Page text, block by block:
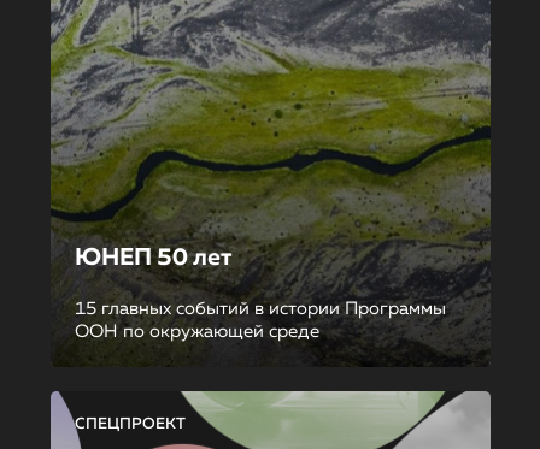
ЮНЕП 50 лет
15 главных событий в истории Программы
ООН по окружающей среде
СПЕЦПРОЕКТ